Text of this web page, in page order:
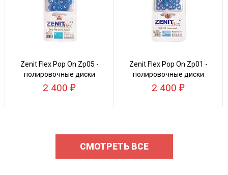
Zenit Flex Pop On Zp05 -
полировочные диски
2 400
Zenit Flex Pop On Zp01 -
полировочные диски
2 400
СМОТРЕТЬ ВСЕ